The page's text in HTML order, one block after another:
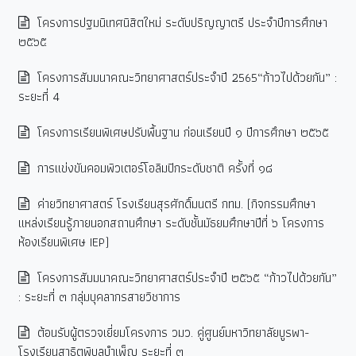
โครงการปฐมนิเทศนิสิตใหม่ ระดับปริญญาตรี ประจำปีการศึกษา
๒๕๖๕
โครงการสัมมนาคณะวิทยาศาสตร์ประจำปี 2565“ก้าวไปด้วยกัน” :
ระยะที่ 4
โครงการเรียนพิเศษปรับพื้นฐาน ก่อนเรียนปี ๑ ปีการศึกษา ๒๕๖๕
การแข่งขันคอมพิวเตอร์โอลิมปิกระดับชาติ ครั้งที่ ๑๘
ค่ายวิทยาศาสตร์ โรงเรียนสุรศักดิ์มนตรี กทม. (กิจกรรมศึกษา
แหล่งเรียนรู้ภายนอกสถานศึกษา ระดับชั้นมัธยมศึกษาปีที่ ๖ โครงการ
ห้องเรียนพิเศษ IEP)
โครงการสัมมนาคณะวิทยาศาสตร์ประจำปี ๒๕๖๕ “ก้าวไปด้วยกัน”
: ระยะที่ ๓ กลุ่มบุคลากรสายวิชาการ
ต้อนรับผู้ตรวจเยี่ยมโครงการ วมว. คู่ศูนย์มหาวิทยาลัยบูรพา-
โรงเรียนสาธิตพิบูลบำเพ็ญ ระยะที่ ๓